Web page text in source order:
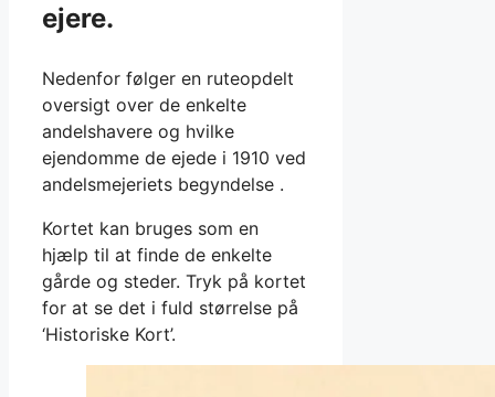
ejere.
Nedenfor følger en ruteopdelt
oversigt over de enkelte
andelshavere og hvilke
ejendomme de ejede i 1910 ved
andelsmejeriets begyndelse .
Kortet kan bruges som en
hjælp til at finde de enkelte
gårde og steder. Tryk på kortet
for at se det i fuld størrelse på
‘Historiske Kort’.